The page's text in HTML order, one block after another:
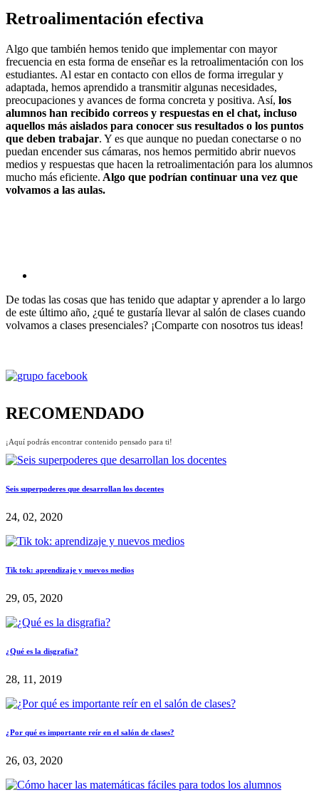
Retroalimentación efectiva
Algo que también hemos tenido que implementar con mayor
frecuencia en esta forma de enseñar es la retroalimentación con los
estudiantes. Al estar en contacto con ellos de forma irregular y
adaptada, hemos aprendido a transmitir algunas necesidades,
preocupaciones y avances de forma concreta y positiva. Así, los
alumnos han recibido correos y respuestas en el chat, incluso
aquellos más aislados para conocer sus resultados o los puntos
que deben trabajar. Y es que aunque no puedan conectarse o no
puedan encender sus cámaras, nos hemos permitido abrir nuevos
medios y respuestas que hacen la retroalimentación para los alumnos
mucho más eficiente. Algo que podrían continuar una vez que
volvamos a las aulas.
De todas las cosas que has tenido que adaptar y aprender a lo largo
de este último año, ¿qué te gustaría llevar al salón de clases cuando
volvamos a clases presenciales? ¡Comparte con nosotros tus ideas!
RECOMENDADO
¡Aquí podrás encontrar contenido pensado para ti!
Seis superpoderes que desarrollan los docentes
24, 02, 2020
Tik tok: aprendizaje y nuevos medios
29, 05, 2020
¿Qué es la disgrafia?
28, 11, 2019
¿Por qué es importante reír en el salón de clases?
26, 03, 2020